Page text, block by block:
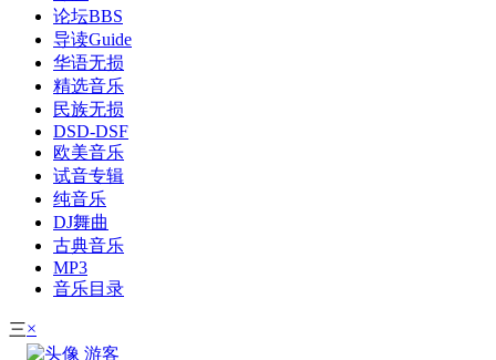
论坛BBS
导读Guide
华语无损
精选音乐
民族无损
DSD-DSF
欧美音乐
试音专辑
纯音乐
DJ舞曲
古典音乐
MP3
音乐目录
三×
游客